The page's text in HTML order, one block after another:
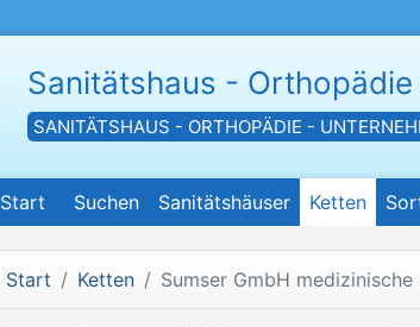
Sanitätshaus - Orthopädie
SANITÄTSHAUS - ORTHOPÄDIE -
Start Suchen Sanitätshäuser Ketten
Start Ketten Sumser GmbH